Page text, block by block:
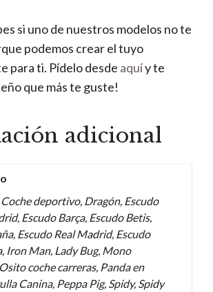
si uno de nuestros modelos no te
podemos crear el tuyo
para ti. Pídelo desde aquíy te
que más te guste!
adicional
deportivo, Dragón, Escudo
Escudo Barça, Escudo Betis,
Escudo Real Madrid, Escudo
Iron Man, Lady Bug, Mono
coche carreras, Panda en
Canina, Peppa Pig, Spidy, Spidy